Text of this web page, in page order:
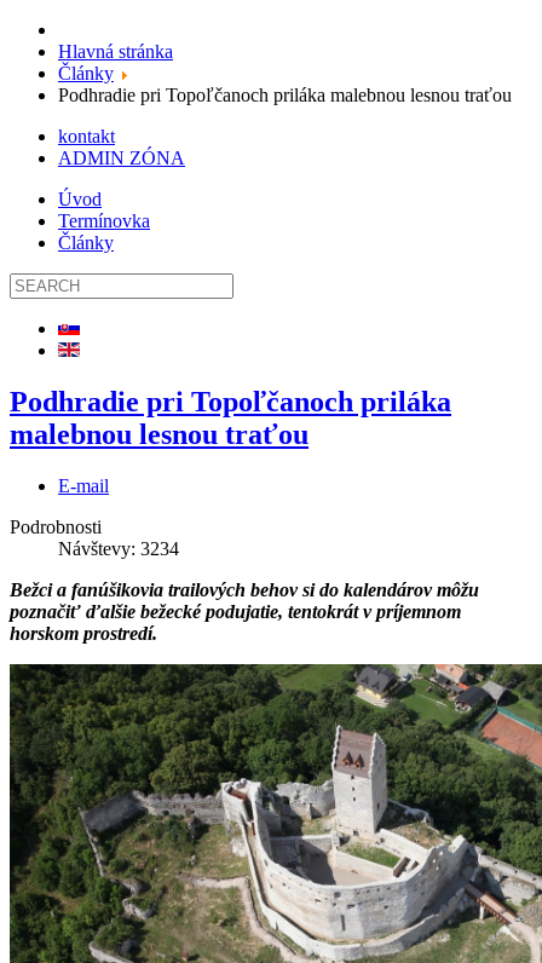
Hlavná stránka
Články
Podhradie pri Topoľčanoch priláka malebnou lesnou traťou
kontakt
ADMIN ZÓNA
Úvod
Termínovka
Články
Podhradie pri Topoľčanoch priláka
malebnou lesnou traťou
E-mail
Podrobnosti
Návštevy: 3234
Bežci a fanúšikovia trailových behov si do kalendárov môžu
poznačiť ďalšie bežecké podujatie, tentokrát v príjemnom
horskom prostredí.